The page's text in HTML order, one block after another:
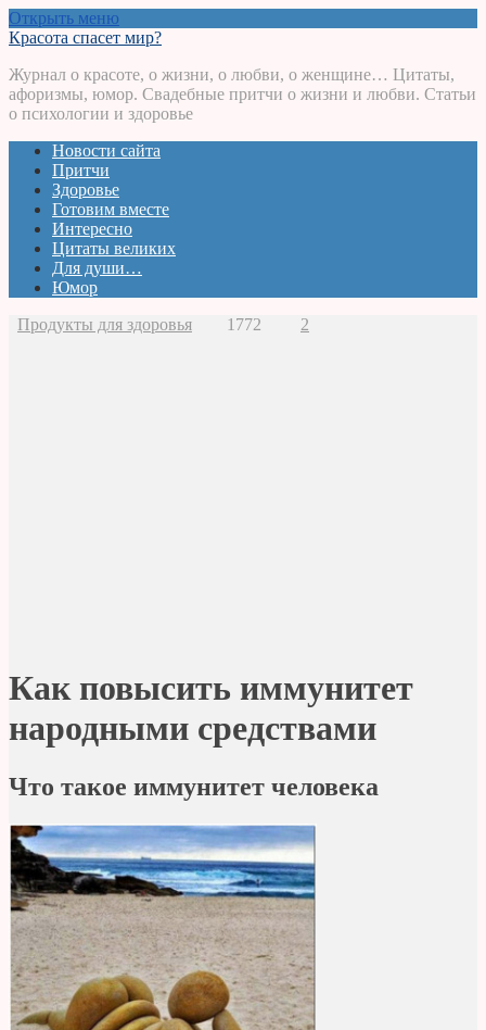
Открыть меню
Красота спасет мир?
Журнал о красоте, о жизни, о любви, о женщине… Цитаты,
афоризмы, юмор. Свадебные притчи о жизни и любви. Статьи
о психологии и здоровье
Новости сайта
Притчи
Здоровье
Готовим вместе
Интересно
Цитаты великих
Для души…
Юмор
Продукты для здоровья
1772 2
Как повысить иммунитет
народными средствами
Что такое иммунитет человека